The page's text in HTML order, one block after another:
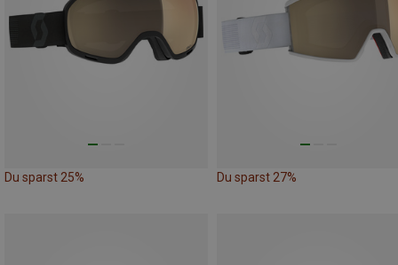
Du sparst 25% Du sparst 27%